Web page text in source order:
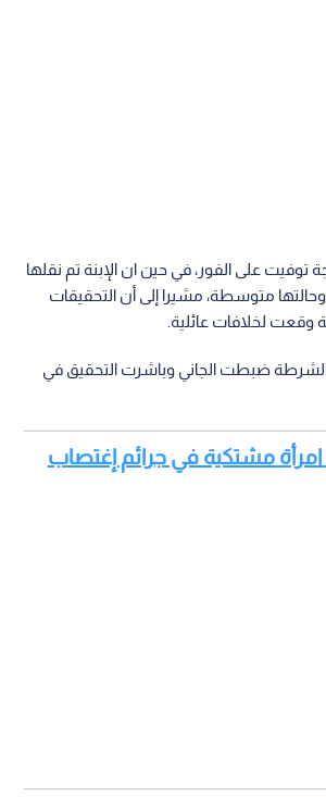
توفيت على الفور، في حين ان الإبنة تم نقلها
متوسطة، مشيرا إلى أن التحقيقات
وقعت لخلافات عائلية.
الشرطة ضبطت الجاني وباشرت التحقيق في
إقرأ أيضا: ١٦٨ امرأة مشتكية في جرائم إغتصاب